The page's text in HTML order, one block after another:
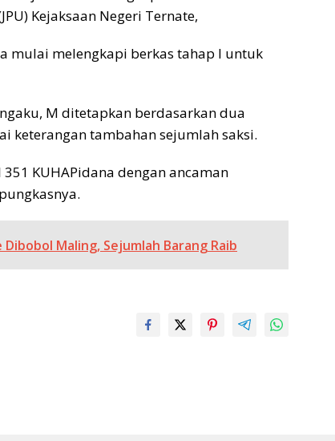
Kejaksaan Negeri Ternate,
mulai melengkapi berkas tahap I untuk
M ditetapkan berdasarkan dua
keterangan tambahan sejumlah saksi.
KUHAPidana dengan ancaman
Maling, Sejumlah Barang Raib